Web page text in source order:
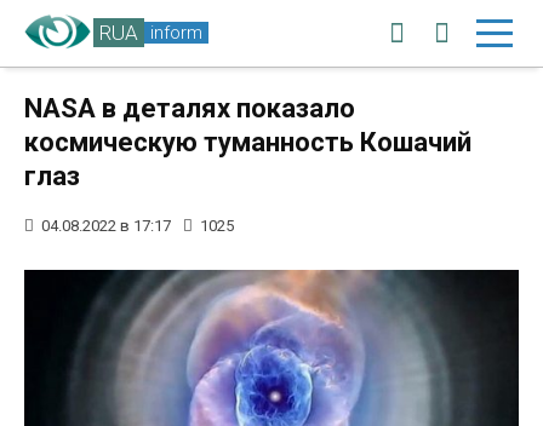
RUA inform
NASA в деталях показало
космическую туманность Кошачий
глаз
04.08.2022 в 17:17 1025